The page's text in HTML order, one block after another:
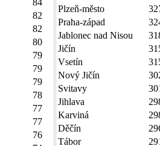
84
82
82
80
79
79
79
78
77
77
76
Plzeň-město
Praha-západ
Jablonec nad Nisou
Jičín
Vsetín
Nový Jičín
Svitavy
Jihlava
Karviná
Děčín
Tábor